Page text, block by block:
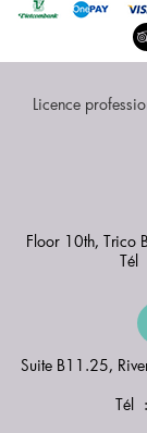
Licence
Floor 10th, Trico
Tél
Suite B11.25,
Tél